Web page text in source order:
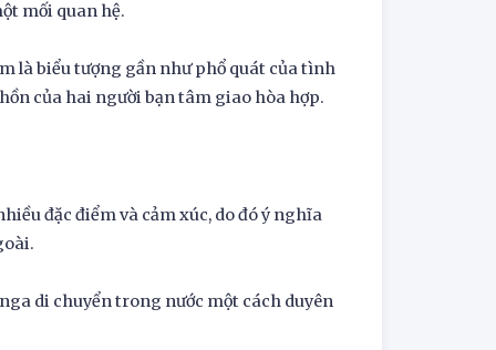
mối quan hệ.
là biểu tượng gần như phổ quát của tình
của hai người bạn tâm giao hòa hợp.
đặc điểm và cảm xúc, do đó ý nghĩa
di chuyển trong nước một cách duyên